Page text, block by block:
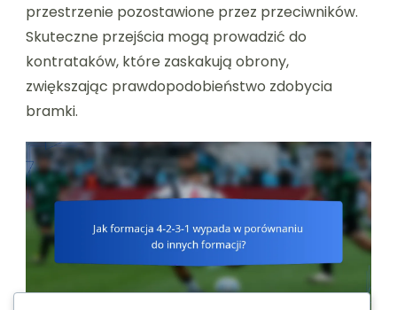
przestrzenie pozostawione przez przeciwników.
Skuteczne przejścia mogą prowadzić do
kontrataków, które zaskakują obrony,
zwiększając prawdopodobieństwo zdobycia
bramki.